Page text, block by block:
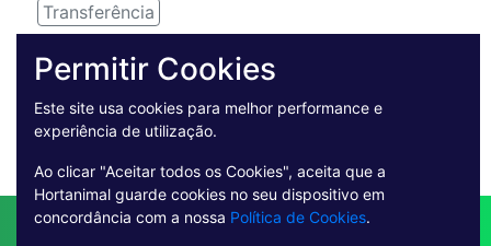
Transferência
Pagamento Seguro
Contactos Envio Condições de Venda
Permitir Cookies
Este site usa cookies para melhor performance e
experiência de utilização.
Ao clicar "Aceitar todos os Cookies", aceita que a
Hortanimal guarde cookies no seu dispositivo em
concordância com a nossa Política de Cookies.